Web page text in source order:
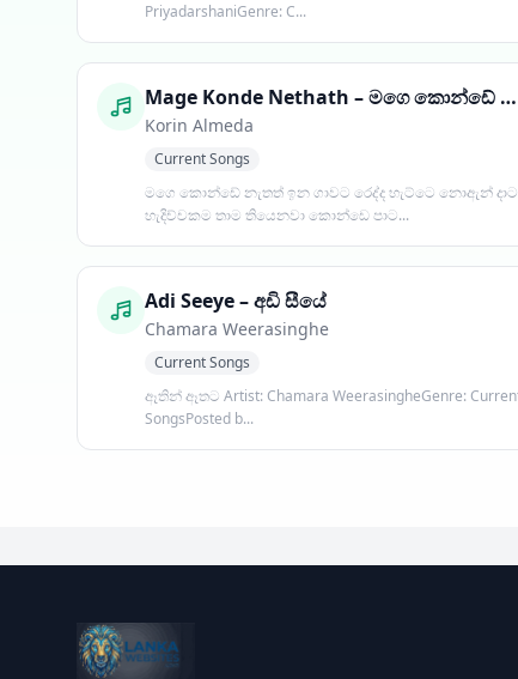
PriyadarshaniGenre: C...
Mage Konde Nethath – මගෙ කොන්ඩේ නැතත්
Korin Almeda
Current Songs
මගෙ කොන්ඩේ නැතත් ඉන ගාවට රෙද්ද හැට්ටෙ නොඇන් දාට
හැදිච්චකම තාම තියෙනවා කොන්ඩෙ පාට...
Adi Seeye – අඩි සීයේ
Chamara Weerasinghe
Current Songs
ඈතින් ඈතට Artist: Chamara WeerasingheGenre: Current
SongsPosted b...